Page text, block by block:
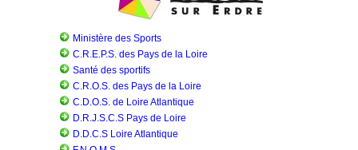
Ministère des Sports
C.R.E.P.S. des Pays de la Loire
Santé des sportifs
C.R.O.S. des Pays de la Loire
C.D.O.S. de Loire Atlantique
D.R.J.S.C.S Pays de Loire
D.D.C.S Loire Atlantique